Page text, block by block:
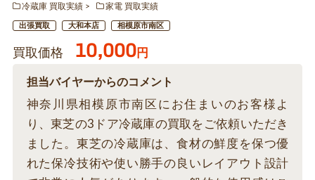
冷蔵庫 買取実績
家電 買取実績
出張買取 大和本店 相模原市南区
買取価格 10,000円
担当バイヤーからのコメント
神奈川県相模原市南区にお住まいのお客様よ
り、東芝の3ドア冷蔵庫の買取をご依頼いただき
ました。東芝の冷蔵庫は、食材の鮮度を保つ優
れた保冷技術や使い勝手の良いレイアウト設計